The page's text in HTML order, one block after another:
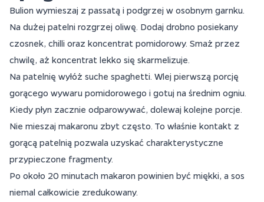
Bulion wymieszaj z passatą i podgrzej w osobnym garnku.
Na dużej patelni rozgrzej oliwę. Dodaj drobno posiekany
czosnek, chilli oraz koncentrat pomidorowy. Smaż przez
chwilę, aż koncentrat lekko się skarmelizuje.
Na patelnię wyłóż suche spaghetti. Wlej pierwszą porcję
gorącego wywaru pomidorowego i gotuj na średnim ogniu.
Kiedy płyn zacznie odparowywać, dolewaj kolejne porcje.
Nie mieszaj makaronu zbyt często. To właśnie kontakt z
gorącą patelnią pozwala uzyskać charakterystyczne
przypieczone fragmenty.
Po około 20 minutach makaron powinien być miękki, a sos
niemal całkowicie zredukowany.